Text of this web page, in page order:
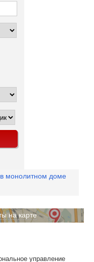
в монолитном доме
на карте